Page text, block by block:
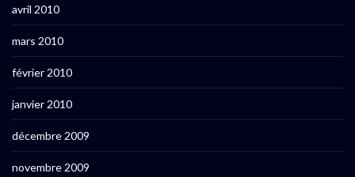
avril 2010
mars 2010
février 2010
janvier 2010
décembre 2009
novembre 2009